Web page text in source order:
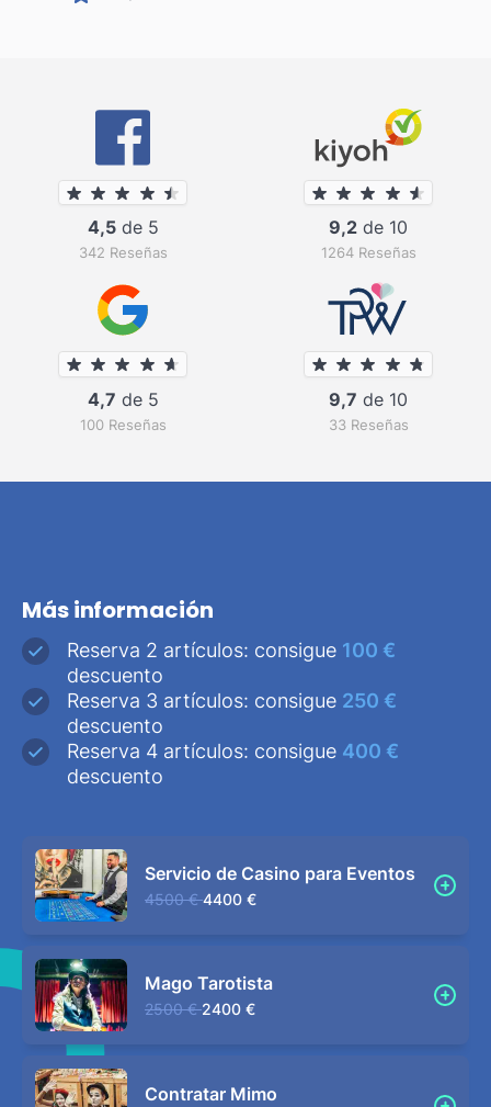
4,5de 5
342 Reseñas
9,2 de 10
1264 Reseñas
4,7 de 5
100 Reseñas
9,7 de 10
33 Reseñas
Más información
Reserva 2 artículos: consigue 100 €
descuento
Reserva 3 artículos: consigue 250 €
descuento
Reserva 4 artículos: consigue 400 €
descuento
Servicio de Casino para Eventos
4500 € 4400 €
Mago Tarotista
2500 € 2400 €
Contratar Mimo